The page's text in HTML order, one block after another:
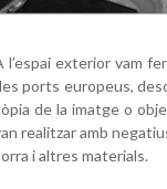
l’espai exterior vam
ports europeus,
de la imatge o
realitzar amb
i altres materials.